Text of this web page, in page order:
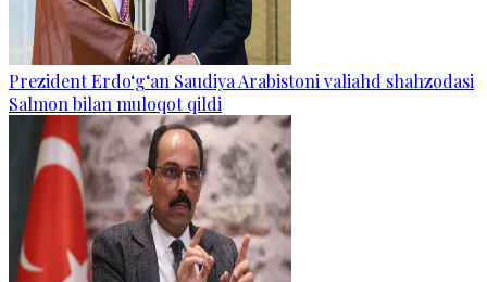
Prezident Erdo‘g‘an Saudiya Arabistoni valiahd shahzodasi
Salmon bilan muloqot qildi